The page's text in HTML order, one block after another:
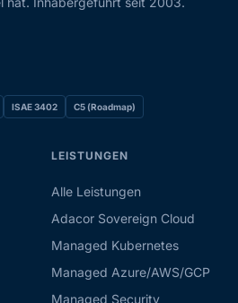
ISAE 3402 C5 (Roadmap)
LEISTUNGEN
Alle Leistungen
Adacor Sovereign Cloud
Managed Kubernetes
Managed Azure/AWS/GCP
Managed Security